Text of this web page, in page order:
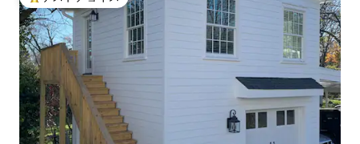
大好評のゲストチョイスです。